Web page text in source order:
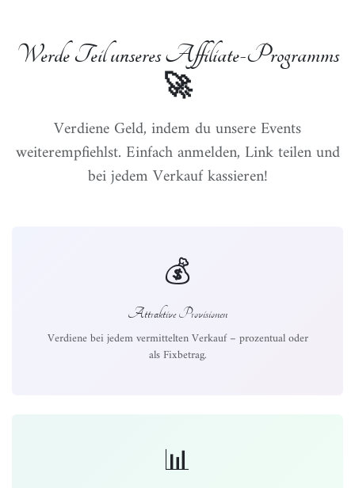
Werde Teil unseres Affiliate-Programms
🚀
Verdiene Geld, indem du unsere Events
weiterempfiehlst. Einfach anmelden, Link teilen und
bei jedem Verkauf kassieren!
💰
Attraktive Provisionen
Verdiene bei jedem vermittelten Verkauf – prozentual oder
als Fixbetrag.
📊